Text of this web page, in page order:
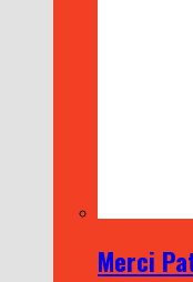
Merci